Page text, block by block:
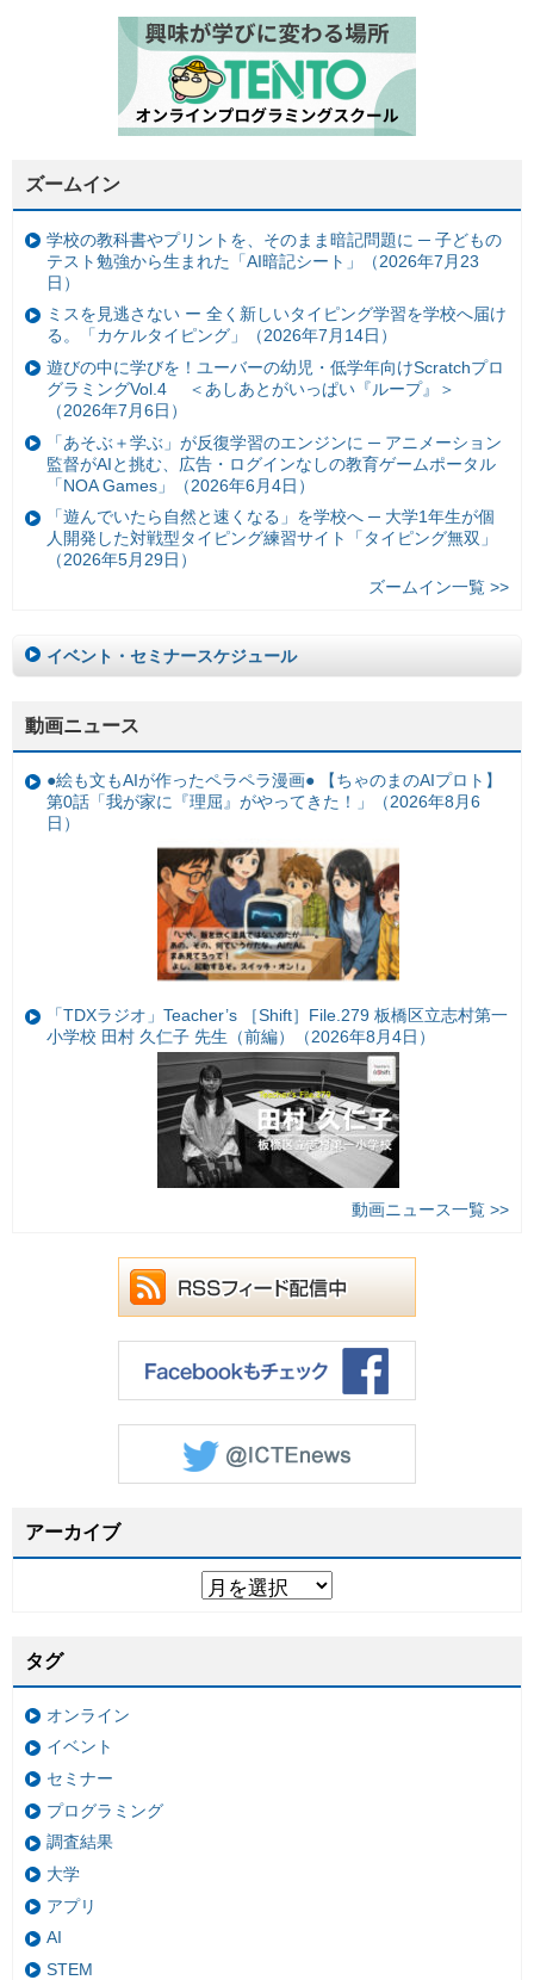
ズームイン
学校の教科書やプリントを、そのまま暗記問題に ─ 子どもの
テスト勉強から生まれた「AI暗記シート」（2026年7月23
日）
ミスを見逃さない ー 全く新しいタイピング学習を学校へ届け
る。「カケルタイピング」（2026年7月14日）
遊びの中に学びを！ユーバーの幼児・低学年向けScratchプロ
グラミングVol.4 ＜あしあとがいっぱい『ループ』＞
（2026年7月6日）
「あそぶ＋学ぶ」が反復学習のエンジンに ─ アニメーション
監督がAIと挑む、広告・ログインなしの教育ゲームポータル
「NOA Games」（2026年6月4日）
「遊んでいたら自然と速くなる」を学校へ ─ 大学1年生が個
人開発した対戦型タイピング練習サイト「タイピング無双」
（2026年5月29日）
ズームイン一覧 >>
イベント・セミナースケジュール
動画ニュース
●絵も文もAIが作ったペラペラ漫画● 【ちゃのまのAIプロト】
第0話「我が家に『理屈』がやってきた！」（2026年8月6
日）
「TDXラジオ」Teacher’s ［Shift］File.279 板橋区立志村第一
小学校 田村 久仁子 先生（前編）（2026年8月4日）
動画ニュース一覧 >>
アーカイブ
タグ
オンライン
イベント
セミナー
プログラミング
調査結果
大学
アプリ
AI
STEM